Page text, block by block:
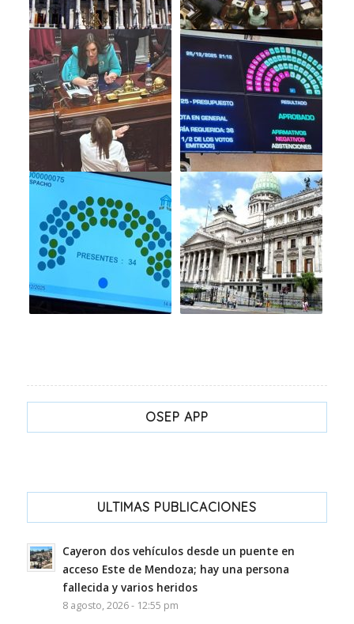
OSEP APP
ULTIMAS PUBLICACIONES
Cayeron dos vehículos desde un puente en
acceso Este de Mendoza; hay una persona
fallecida y varios heridos
8 agosto, 2026 - 12:55 pm